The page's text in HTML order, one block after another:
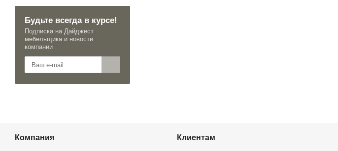
Будьте всегда в курсе!
Подписка на Дайджест
мебельщика и новости
компании
Компания Клиентам